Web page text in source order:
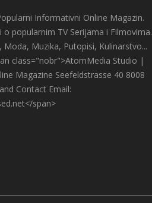
Informativni Online Magazin.
o popularnim TV Serijama i Filmovima.
Moda, Muzika, Putopisi, Kulinarstvo...
class="nobr">AtomMedia Studio |
Magazine Seefeldstrasse 40 8008
Contact Email:
span>